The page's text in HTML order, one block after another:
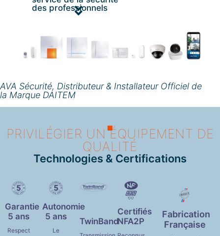
des professionnels
AVA Sécurité, Distributeur & Installateur Officiel de
la Marque DAITEM
PRIVILÉGIER UN ÉQUIPEMENT DE
QUALITÉ
Technologies & Certifications
Garantie
5 ans
Respect
Autonomie
5 ans
Le
TwinBand
Certifiés
NFA2P
Fabrication
Française